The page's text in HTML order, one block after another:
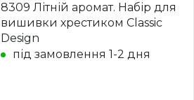
8309 Літній аромат. Набір для
вишивки хрестиком Classic
Design
під замовлення 1-2 дня